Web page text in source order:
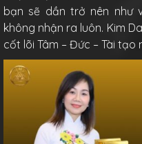
bạn sẽ dần trở nên như
không nhận ra luôn. Kim
cốt lõi Tâm – Đức – Tài tạo